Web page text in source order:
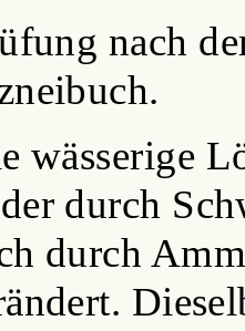
nach
wässerige
durch
durch